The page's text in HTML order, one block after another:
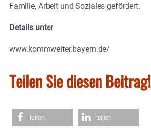
Familie, Arbeit und Soziales gefördert.
Details unter
www.kommweiter.bayern.de/
Teilen Sie diesen Beitrag!
teilen teilen